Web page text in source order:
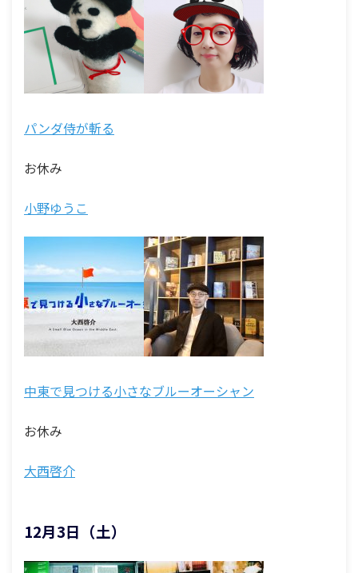
パンダ侍が斬る
お休み
小野ゆうこ
中東で見つける小さなブルーオーシャン
お休み
大西啓介
12月3日（土）